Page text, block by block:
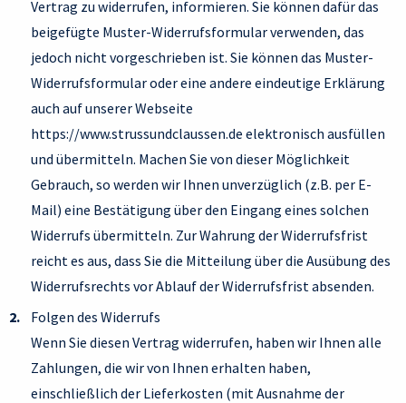
Vertrag zu widerrufen, informieren. Sie können dafür das
beigefügte Muster-Widerrufsformular verwenden, das
jedoch nicht vorgeschrieben ist. Sie können das Muster-
Widerrufsformular oder eine andere eindeutige Erklärung
auch auf unserer Webseite
https://www.strussundclaussen.de elektronisch ausfüllen
und übermitteln. Machen Sie von dieser Möglichkeit
Gebrauch, so werden wir Ihnen unverzüglich (z.B. per E-
Mail) eine Bestätigung über den Eingang eines solchen
Widerrufs übermitteln. Zur Wahrung der Widerrufsfrist
reicht es aus, dass Sie die Mitteilung über die Ausübung des
Widerrufsrechts vor Ablauf der Widerrufsfrist absenden.
Folgen des Widerrufs
Wenn Sie diesen Vertrag widerrufen, haben wir Ihnen alle
Zahlungen, die wir von Ihnen erhalten haben,
einschließlich der Lieferkosten (mit Ausnahme der